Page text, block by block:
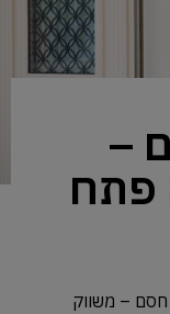
–
פתח
חסם – משווק